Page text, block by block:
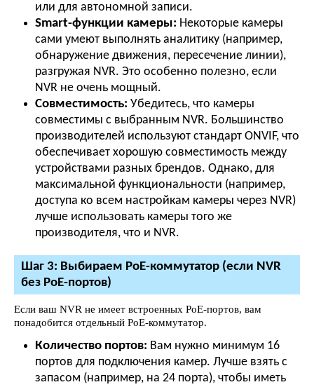
или для автономной записи.
Smart-функции камеры: Некоторые камеры
сами умеют выполнять аналитику (например,
обнаружение движения, пересечение линии),
разгружая NVR. Это особенно полезно, если
NVR не очень мощный.
Совместимость: Убедитесь, что камеры
совместимы с выбранным NVR. Большинство
производителей используют стандарт ONVIF, что
обеспечивает хорошую совместимость между
устройствами разных брендов. Однако, для
максимальной функциональности (например,
доступа ко всем настройкам камеры через NVR)
лучше использовать камеры того же
производителя, что и NVR.
Шаг 3: Выбираем PoE-коммутатор (если NVR
без PoE-портов)
Если ваш NVR не имеет встроенных PoE-портов, вам
понадобится отдельный PoE-коммутатор.
Количество портов: Вам нужно минимум 16
портов для подключения камер. Лучше взять с
запасом (например, на 24 порта), чтобы иметь